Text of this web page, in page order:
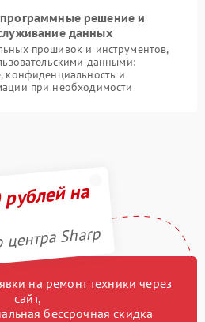
решение и
данных
прошивок и инструментов,
данными:
конфиденциальность и
при необходимости
на
Sharp
на ремонт техники через
сайт,
бессрочная скидка